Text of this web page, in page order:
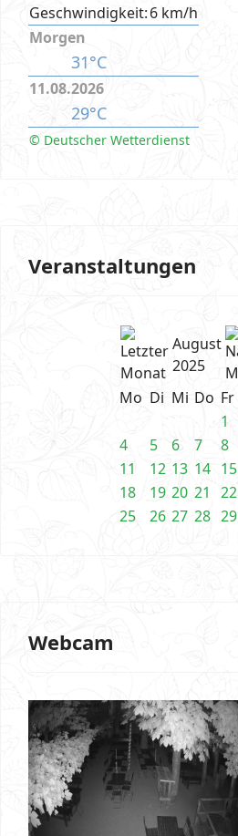
Geschwindigkeit:6 km/h
Morgen
31°C
11.08.2026
29°C
© Deutscher Wetterdienst
Veranstaltungen
August
2025
Mo Di Mi Do Fr
1
4
5 6 7 8
11
12 13 14 15
18
19 20 21 22
25
26 27 28 29
Webcam